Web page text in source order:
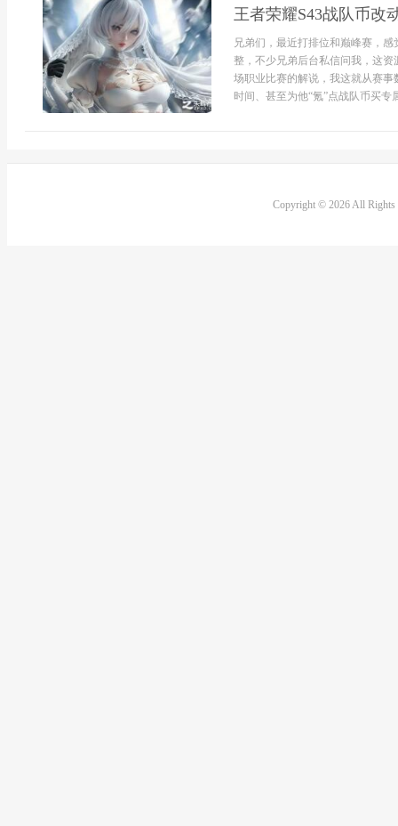
王者荣耀S43战队币改
兄弟们，最近打排位和巅峰赛，
整，不少兄弟后台私信问我，这
场职业比赛的解说，我这就从赛
时间、甚至为他“氪”点战队币买
Copyright © 2026 All